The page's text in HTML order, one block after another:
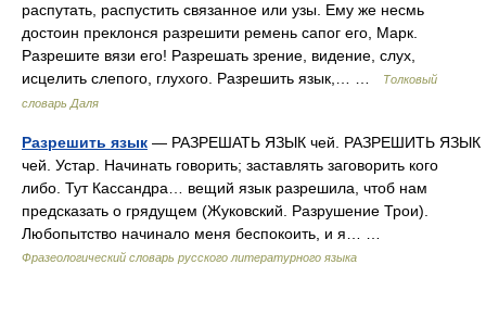
распутать, распустить связанное или узы. Ему же несмь
достоин преклонся разрешити ремень сапог его, Марк.
Разрешите вязи его! Разрешать зрение, видение, слух,
исцелить слепого, глухого. Разрешить язык,… …
Толковый
словарь Даля
Разрешить язык — РАЗРЕШАТЬ ЯЗЫК чей. РАЗРЕШИТЬ ЯЗЫК
чей. Устар. Начинать говорить; заставлять заговорить кого
либо. Тут Кассандра… вещий язык разрешила, чтоб нам
предсказать о грядущем (Жуковский. Разрушение Трои).
Любопытство начинало меня беспокоить, и я… …
Фразеологический словарь русского литературного языка